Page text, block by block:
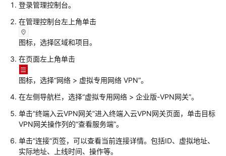
品
介
绍
计
费
说
快
速
门
登录管理控制台。
在管理控制台左上角单击
图标，选择区域和项目。
在页面左上角单击
图标，选择“网络 > 虚拟专用网络 VPN”。
在左侧导航栏，选择“虚拟专用网络 > 企业版-VPN网关”。
单击“终端入云VPN网关”进入终端入云VPN网关页面，单击目标
VPN网关操作列的“查看服务端”。
单击“连接”页签，可以查看当前连接详情。包括ID、虚拟地址、
实际地址、上线时间、操作等。